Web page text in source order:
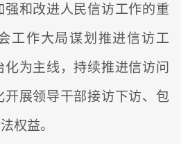
强和改进人民信访工作的重
工作大局谋划推进信访工
为主线，持续推进信访问
开展领导干部接访下访、包
权益。